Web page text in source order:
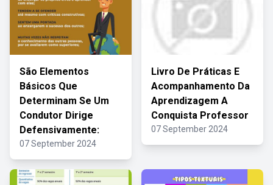
São Elementos
Básicos Que
Determinam Se Um
Condutor Dirige
Defensivamente:
07 September 2024
Livro De Práticas E
Acompanhamento Da
Aprendizagem A
Conquista Professor
07 September 2024